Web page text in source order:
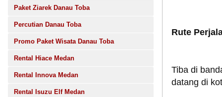
Paket Ziarek Danau Toba
Percutian Danau Toba
Promo Paket Wisata Danau Toba
Rental Hiace Medan
Rental Innova Medan
Rental Isuzu Elf Medan
Rute
Tiba di
datang di